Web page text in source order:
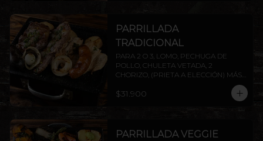
PARRILLADA
TRADICIONAL
PARA 2 O 3, LOMO, PECHUGA DE
POLLO, CHULETA VETADA, 2
CHORIZO, (PRIETA A ELECCIÓN) MÁS
(PAPAS FRITAS, PAPAS DORADAS,
$31.900
PARRILLADA VEGGIE